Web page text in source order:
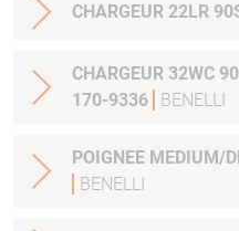
CHARGEUR 22LR
CHARGEUR 32WC
170-9336
BENELLI
BENELLI